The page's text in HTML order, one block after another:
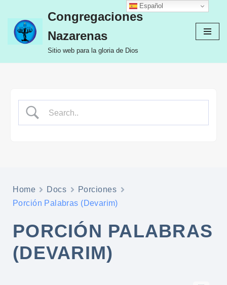
Congregaciones
Nazarenas
Sitio web para la gloria de Dios
Home Docs
Porciones
Porción Palabras (Devarim)
PORCIÓN PALABRAS
(DEVARIM)
Español